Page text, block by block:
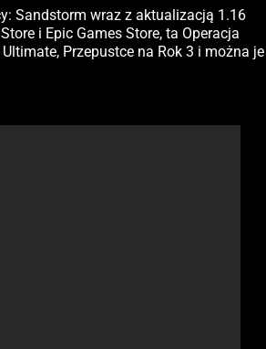
Sandstorm wraz z aktualizacją 1.16
i Epic Games Store, ta Operacja
Przepustce na Rok 3 i można je